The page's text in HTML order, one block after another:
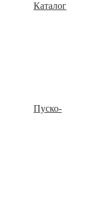
Каталог
Пуско-